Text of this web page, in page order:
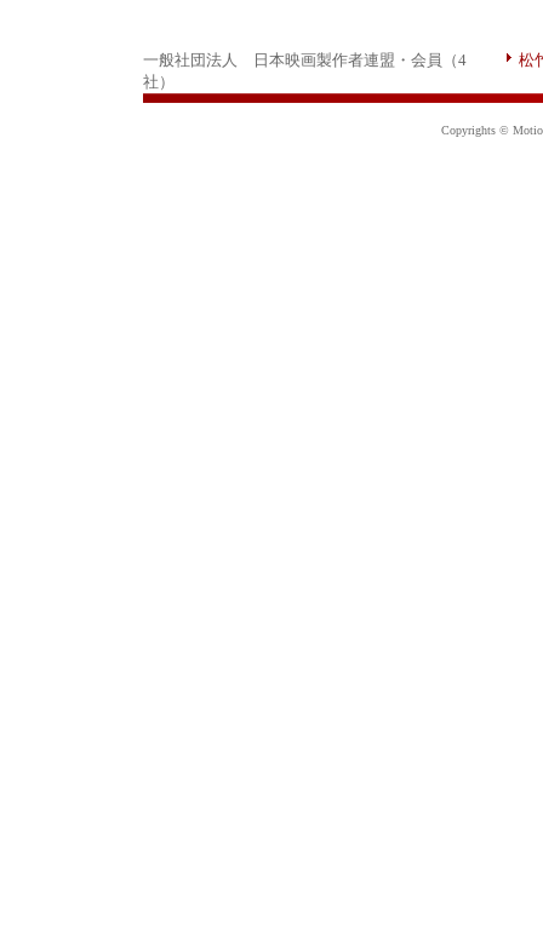
一般社団法人 日本映画製作者連盟・会員（4
社）
松
Copyrights ©